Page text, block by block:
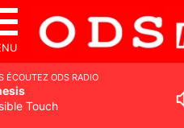
ÉCOUTEZ ODS RADIO
Touch